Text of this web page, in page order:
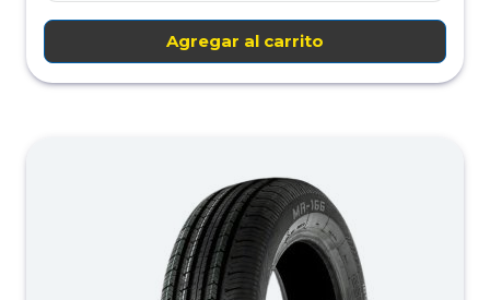
Agregar al carrito